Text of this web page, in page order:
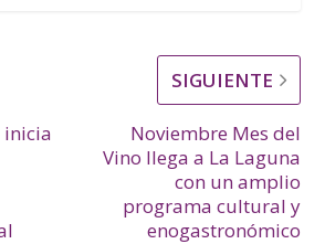
inicia
SIGUIENTE
Noviembre Mes del
Vino llega a La Laguna
con un amplio
programa cultural y
enogastronómico